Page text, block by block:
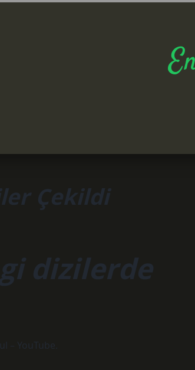
Çekildi
dizilerde
– YouTube.